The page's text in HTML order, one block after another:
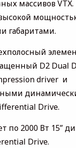
массивов
габаритами.
D2 Dual
driver и
Drive.
по 2000 Вт 15”
Drive.